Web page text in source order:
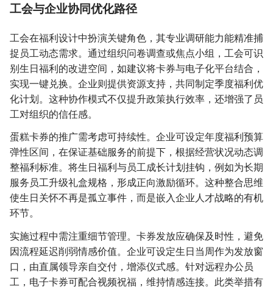
工会与企业协同优化路径
工会在福利设计中扮演关键角色，其专业调研能力能精准捕
捉员工动态需求。通过组织问卷调查或焦点小组，工会可识
别生日福利的改进空间，如建议将卡券与电子化平台结合，
实现一键兑换。企业则提供资源支持，共同制定季度福利优
化计划。这种协作模式不仅提升政策执行效率，还增强了员
工对组织的信任感。
蛋糕卡券的推广需考虑可持续性。企业可设定年度福利预算
弹性区间，在保证基础服务的前提下，根据经营状况动态调
整福利标准。将生日福利与员工成长计划挂钩，例如为长期
服务员工升级礼盒规格，形成正向激励循环。这种整合思维
使生日关怀不再是孤立事件，而是嵌入企业人才战略的有机
环节。
实施过程中需注重细节管理。卡券发放应确保及时性，避免
因流程延迟削弱情感价值。企业可设定生日当周作为发放窗
口，由直属领导亲自交付，增添仪式感。针对远程办公员
工，电子卡券可配合视频祝福，维持情感连接。此类举措有